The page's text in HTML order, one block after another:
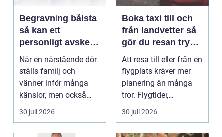
Begravning bålsta
så kan ett
personligt avsked
formas
När en närstående dör
ställs familj och
vänner inför många
känslor, men också
praktiska beslut. En b...
30 juli 2026
Boka taxi till och
från landvetter så
gör du resan trygg
och smidig
Att resa till eller från en
flygplats kräver mer
planering än många
tror. Flygtider,
packning, säker...
30 juli 2026